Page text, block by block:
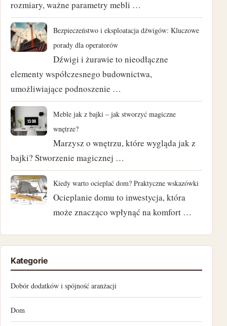
kwiecień 2024
marzec 2024
luty 2024
listopad 2023
październik 2023
czerwiec 2023
marzec 2023
styczeń 2023
grudzień 2022
rozmiary, ważne parametry mebli …
Bezpieczeństwo i eksploatacja dźwigów: Kluczowe
porady dla operatorów
Dźwigi i żurawie to nieodłączne
elementy współczesnego budownictwa,
umożliwiające podnoszenie …
Meble jak z bajki – jak stworzyć magiczne
wnętrze?
Marzysz o wnętrzu, które wygląda jak z
bajki? Stworzenie magicznej …
Kiedy warto ocieplać dom? Praktyczne wskazówki
Ocieplanie domu to inwestycja, która
może znacząco wpłynąć na komfort …
Kategorie
Dobór dodatków i spójność aranżacji
Dom